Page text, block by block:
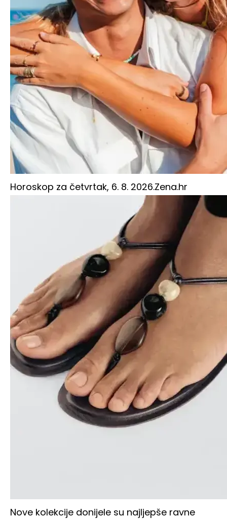
Horoskop za četvrtak, 6. 8. 2026.Zena.hr
Nove kolekcije donijele su najljepše ravne